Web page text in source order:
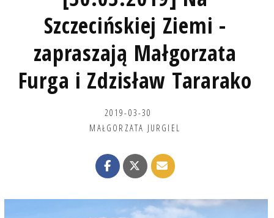
Szczecińskiej Ziemi -
zapraszają Małgorzata
Furga i Zdzisław Tararako
2019-03-30
MAŁGORZATA JURGIEL